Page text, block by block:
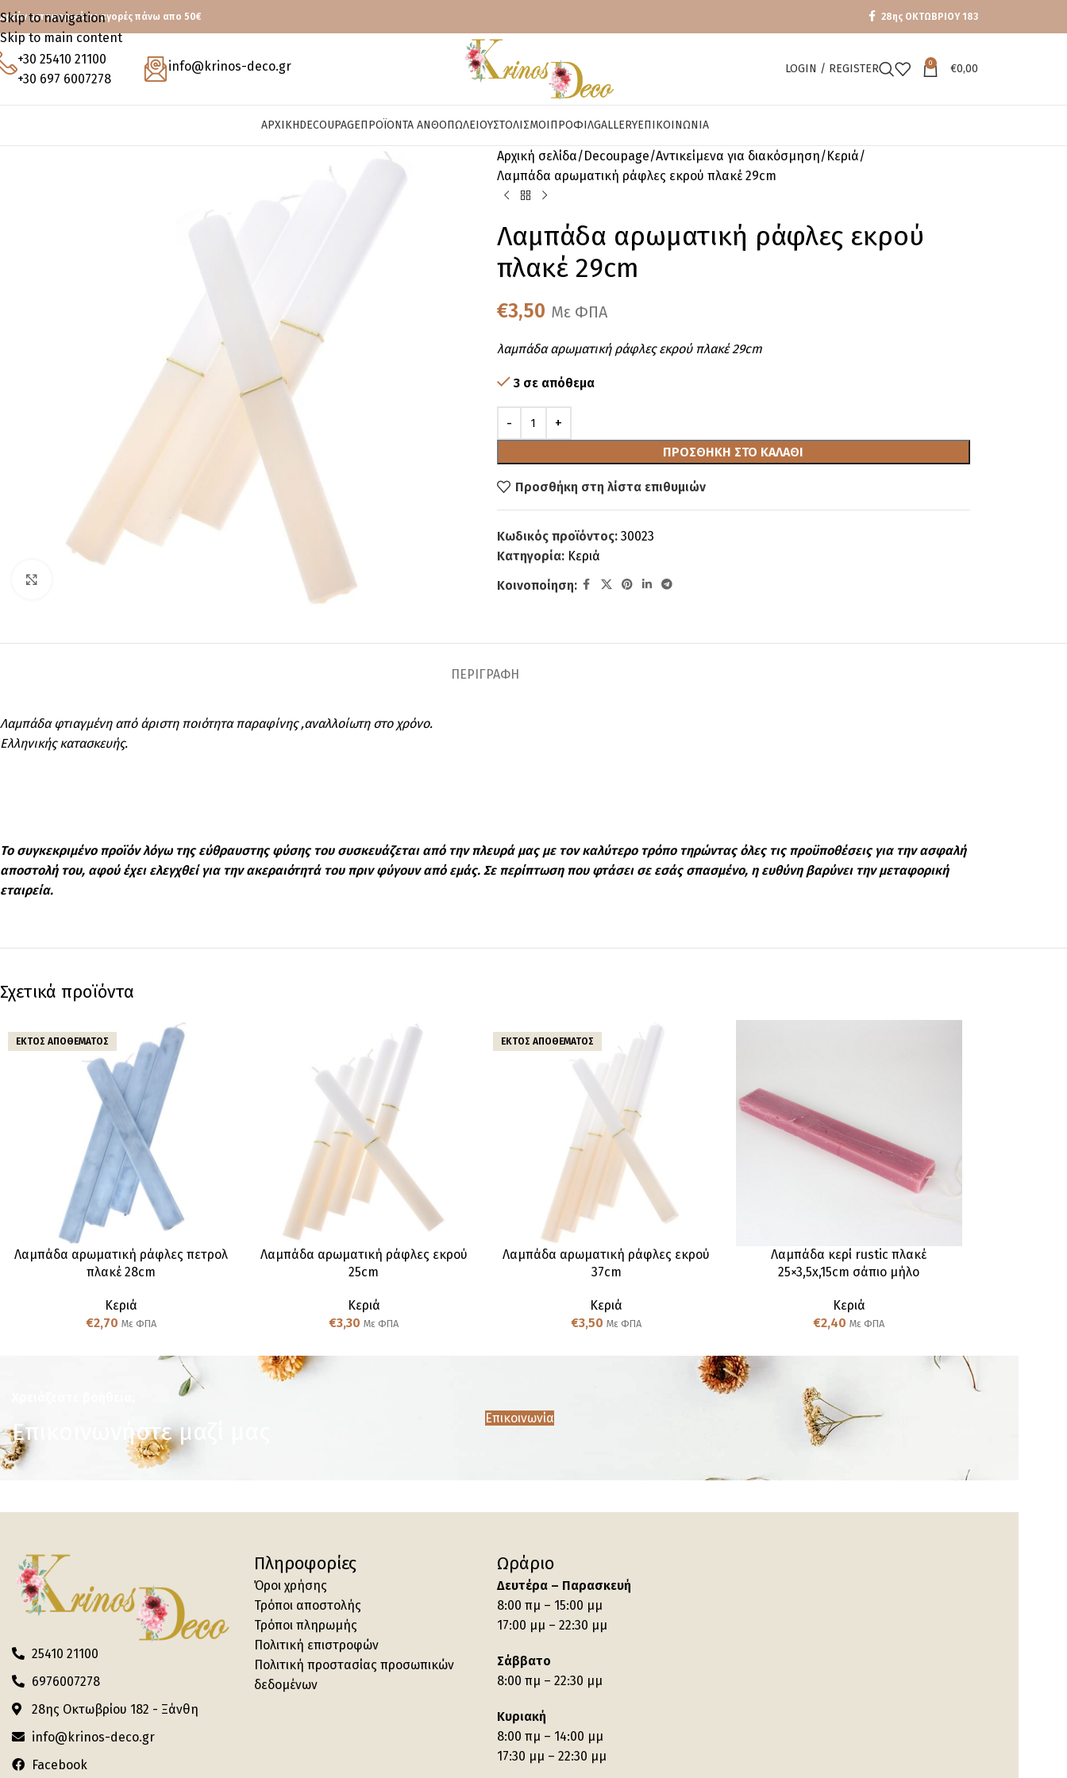
Skip to navigation
Skip to main content
μεταφορικά με αγορές πάνω απο 50€ 28ης ΟΚΤΩΒΡΙΟΥ 183
+30 25410 21100
+30 697 6007278
info@krinos-deco.gr LOGIN / REGISTER 0 €0,00
ΑΡΧΙΚΉDECOUPAGEΠΡΟΪΌΝΤΑ ΑΝΘΟΠΩΛΕΊΟΥΣΤΟΛΙΣΜΟΊΠΡΟΦΊΛGALLERYΕΠΙΚΟΙΝΩΝΊΑ
Αρχική σελίδα Decoupage Αντικείμενα για διακόσμηση Κεριά
Λαμπάδα αρωματική ράφλες εκρού πλακέ 29cm
Λαμπάδα αρωματική ράφλες εκρού
πλακέ 29cm
€3,50 Με ΦΠΑ
λαμπάδα αρωματική ράφλες εκρού πλακέ 29cm
3 σε απόθεμα
ΠΡΟΣΘΉΚΗ ΣΤΟ ΚΑΛΆΘΙ
Προσθήκη στη λίστα επιθυμιών
Κωδικός προϊόντος: 30023
Κατηγορία: Κεριά
Κοινοποίηση:
ΠΕΡΙΓΡΑΦΉ
Λαμπάδα φτιαγμένη από άριστη ποιότητα παραφίνης ,αναλλοίωτη στο χρόνο.
Ελληνικής κατασκευής.
Το συγκεκριμένο προϊόν λόγω της εύθραυστης φύσης του συσκευάζεται από την πλευρά μας με τον καλύτερο τρόπο τηρώντας όλες τις προϋποθέσεις για την ασφαλή
αποστολή του, αφού έχει ελεγχθεί για την ακεραιότητά του πριν φύγουν από εμάς. Σε περίπτωση που φτάσει σε εσάς σπασμένο, η ευθύνη βαρύνει την μεταφορική
εταιρεία.
Σχετικά προϊόντα
ΕΚΤΌΣ ΑΠΟΘΈΜΑΤΟΣ
Λαμπάδα αρωματική ράφλες πετρολ
πλακέ 28cm
Κεριά
€2,70 Με ΦΠΑ
Λαμπάδα αρωματική ράφλες εκρού
25cm
Κεριά
€3,30 Με ΦΠΑ
ΕΚΤΌΣ ΑΠΟΘΈΜΑΤΟΣ
Λαμπάδα αρωματική ράφλες εκρού
37cm
Κεριά
€3,50 Με ΦΠΑ
Λαμπάδα κερί rustic πλακέ
25×3,5x,15cm σάπιο μήλο
Κεριά
€2,40 Με ΦΠΑ
Επικοινωνήστε μαζί μας Επικοινωνία
25410 21100
6976007278
28ης Οκτωβρίου 182 - Ξάνθη
info@krinos-deco.gr
Facebook
Πληροφορίες
Όροι χρήσης
Τρόποι αποστολής
Τρόποι πληρωμής
Πολιτική επιστροφών
Πολιτική προστασίας προσωπικών
δεδομένων
Ωράριο
Δευτέρα – Παρασκευή
8:00 πμ – 15:00 μμ
17:00 μμ – 22:30 μμ
Σάββατο
8:00 πμ – 22:30 μμ
Κυριακή
8:00 πμ – 14:00 μμ
17:30 μμ – 22:30 μμ